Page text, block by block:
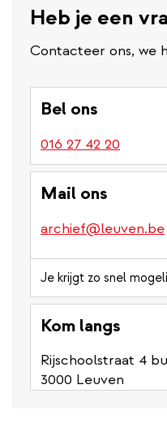
Heb je een
Contacteer ons, we
Bel ons
016 27 42 20
Mail ons
archief@leuven.be
Je krijgt zo snel
Kom langs
Rijschoolstraat 4
3000 Leuven